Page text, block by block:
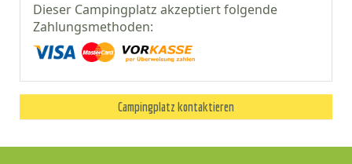
Dieser Campingplatz akzeptiert folgende
Zahlungsmethoden:
Campingplatz kontaktieren